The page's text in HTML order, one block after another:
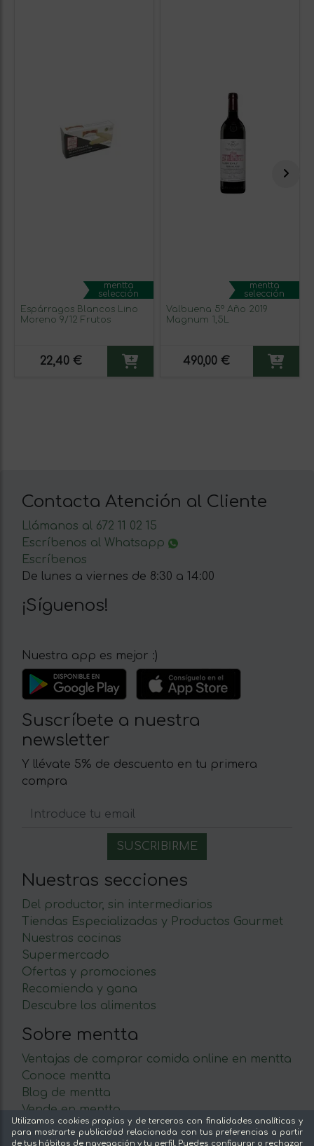
mentta
selección
Espárragos Blancos Lino
Moreno 9/12 Frutos
22,40 €
mentta
selección
Valbuena 5º Año 2019
Magnum 1,5L
490,00 €
Contacta Atención al Cliente
Llámanos al 672 11 02 15
Escríbenos al Whatsapp
Escríbenos
De lunes a viernes de 8:30 a 14:00
¡Síguenos!
Nuestra app es mejor :)
Suscríbete a nuestra
newsletter
Y llévate 5% de descuento en tu primera
compra
Nuestras secciones
Del productor, sin intermediarios
Tiendas Especializadas y Productos Gourmet
Nuestras cocinas
Supermercado
Ofertas y promociones
Recomienda y gana
Descubre los alimentos
Sobre mentta
Ventajas de comprar comida online en mentta
Conoce mentta
Blog de mentta
Vende en mentta
Fidelización
Preguntas frecuentes
Utilizamos cookies propias y de terceros con finalidades analíticas y
para mostrarte publicidad relacionada con tus preferencias a partir
de tus hábitos de navegación y tu perfil. Puedes configurar o rechazar